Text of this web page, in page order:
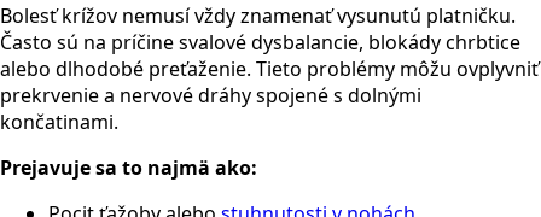
Bolesť krížov nemusí vždy znamenať vysunutú platničku.
Často sú na príčine svalové dysbalancie, blokády chrbtice
alebo dlhodobé preťaženie. Tieto problémy môžu ovplyvniť
prekrvenie a nervové dráhy spojené s dolnými
končatinami.
Prejavuje sa to najmä ako: